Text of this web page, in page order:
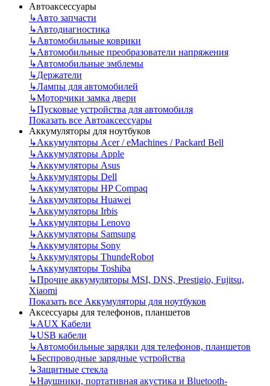
Автоаксессуары
↳Авто запчасти
↳Автодиагностика
↳Автомобильные коврики
↳Автомобильные преобразователи напряжения
↳Автомобильные эмблемы
↳Держатели
↳Лампы для автомобилей
↳Моторчики замка двери
↳Пусковые устройства для автомобиля
Показать все Автоаксессуары
Аккумуляторы для ноутбуков
↳Аккумуляторы Acer / eMachines / Packard Bell
↳Аккумуляторы Apple
↳Аккумуляторы Asus
↳Аккумуляторы Dell
↳Аккумуляторы HP Compaq
↳Аккумуляторы Huawei
↳Аккумуляторы Irbis
↳Аккумуляторы Lenovo
↳Аккумуляторы Samsung
↳Аккумуляторы Sony
↳Аккумуляторы ThundeRobot
↳Аккумуляторы Toshiba
↳Прочие аккумуляторы MSI, DNS, Prestigio, Fujitsu,
Xiaomi
Показать все Аккумуляторы для ноутбуков
Аксессуары для телефонов, планшетов
↳AUX Кабели
↳USB кабели
↳Автомобильные зарядки для телефонов, планшетов
↳Беспроводные зарядные устройства
↳Защитные стекла
↳Наушники, портативная акустика и Bluetooth-